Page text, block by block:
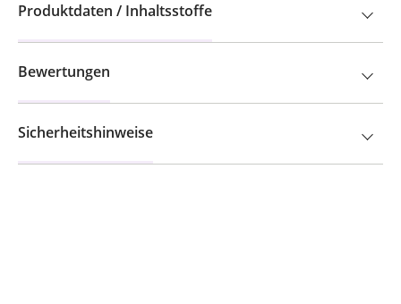
Produktdaten / Inhaltsstoffe
Bewertungen
Sicherheitshinweise